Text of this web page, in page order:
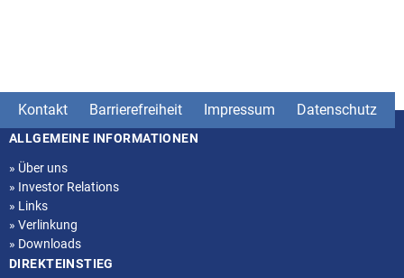
Kontakt Barrierefreiheit Impressum Datenschutz
Seitenstruktur
ALLGEMEINE INFORMATIONEN
» Über uns
» Investor Relations
» Links
» Verlinkung
» Downloads
DIREKTEINSTIEG